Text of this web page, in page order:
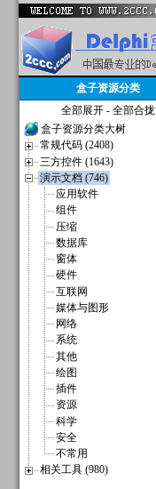
盒子资源分类
全部展开 - 全部合拢
盒子资源分类大树
常规代码 (2408)
三方控件 (1643)
演示文档 (746)
应用软件
组件
压缩
数据库
窗体
硬件
互联网
媒体与图形
网络
系统
其他
绘图
插件
资源
科学
安全
不常用
相关工具 (980)